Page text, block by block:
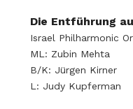
Die Entführung
Israel Philharmonic
ML: Zubin Mehta
B/K: Jürgen Kirner
L: Judy Kupferman